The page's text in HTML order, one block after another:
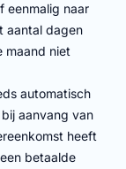
eenmalig naar
aantal dagen
maand niet
automatisch
aanvang van
heeft
betaalde